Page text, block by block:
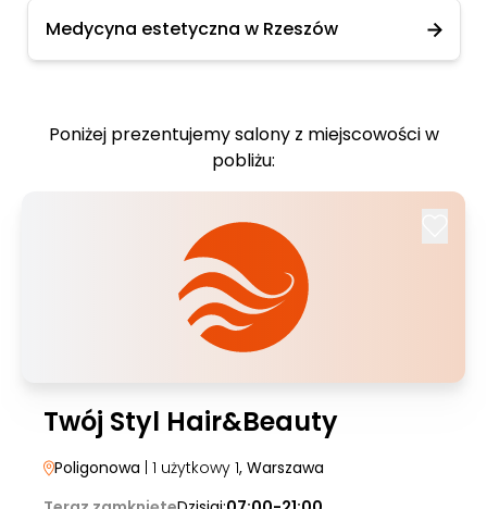
Medycyna estetyczna w Rzeszów
Poniżej prezentujemy salony z miejscowości w
pobliżu:
Twój Styl Hair&Beauty
Poligonowa | 1 użytkowy 1, Warszawa